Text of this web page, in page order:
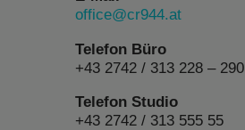
office@cr944.at
Telefon Büro
+43 2742 / 313 228 – 290
Telefon Studio
+43 2742 / 313 555 55